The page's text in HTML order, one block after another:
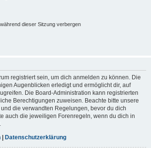
dieser Sitzung verbergen
registriert sein, um dich anmelden zu können. Die
Augenblicken erledigt und ermöglicht dir, auf
Die Board-Administration kann registrierten
Berechtigungen zuweisen. Beachte bitte unsere
die verwandten Regelungen, bevor du dich
auch die jeweiligen Forenregeln, wenn du dich in
| Datenschutzerklärung